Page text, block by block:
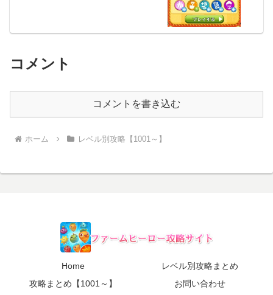
コメント
コメントを書き込む
ホーム レベル別攻略【1001～】
Home
レベル別攻略まとめ
攻略まとめ【1001～】
お問い合わせ